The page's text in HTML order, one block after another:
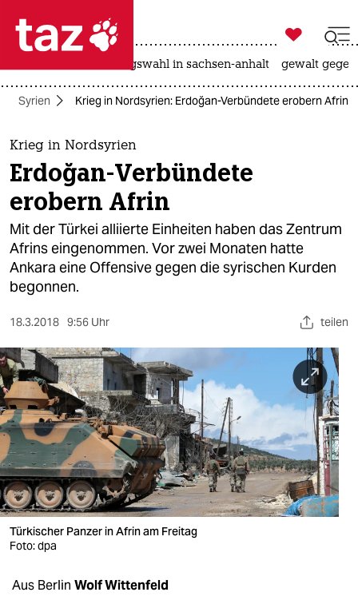
 taz zahl ich
taz zahl ich
themen
politik
öko
gesellschaft
kultur
sport
berlin
nord
wahrheit
verlag
verlag
veranstaltungen
fragen & hilfe

taz zahl ich
landtagswahl in sachsen-anhalt gewalt
Syrien Krieg in Nordsyrien: Erdoğan-Verbündete erobern Afrin
Krieg in Nordsyrien
Erdoğan-Verbündete
erobern Afrin
Mit der Türkei alliierte Einheiten haben das Zentrum
Afrins eingenommen. Vor zwei Monaten hatte
Ankara eine Offensive gegen die syrischen Kurden
begonnen.
18.3.2018 9:56 Uhr teilen
Türkischer Panzer in Afrin am Freitag
Foto: dpa
Aus Berlin Wolf Wittenfeld